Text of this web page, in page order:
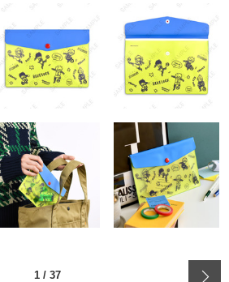
1/ 37